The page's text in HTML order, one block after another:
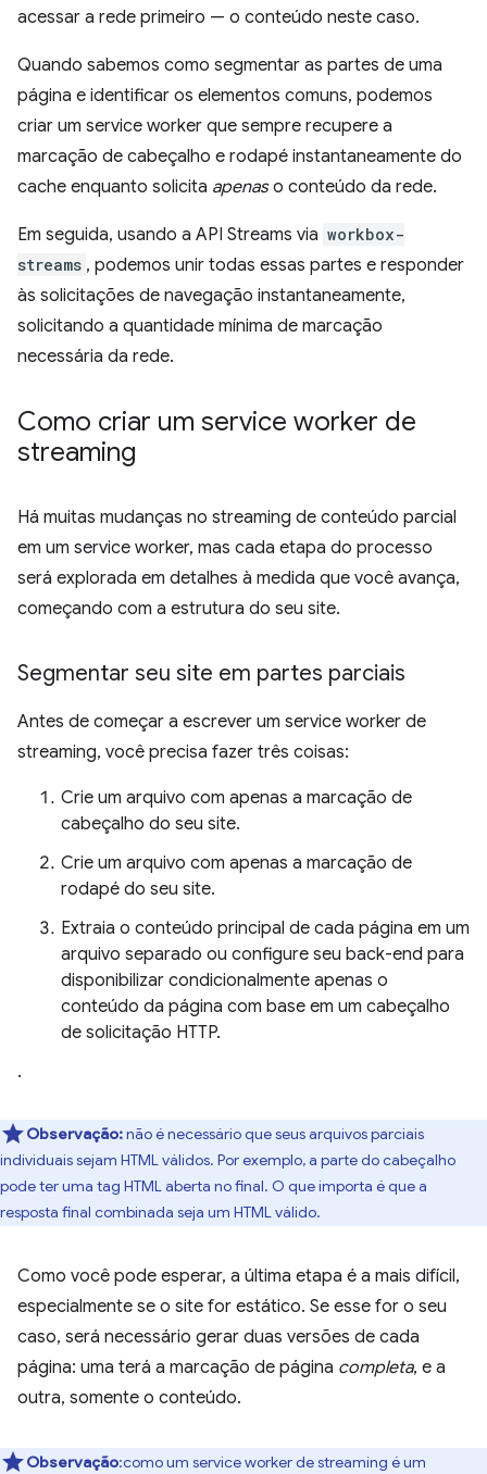
acessar a rede primeiro — o conteúdo neste caso.
Quando sabemos como segmentar as partes de uma
página e identificar os elementos comuns, podemos
criar um service worker que sempre recupere a
marcação de cabeçalho e rodapé instantaneamente do
cache enquanto solicita apenaso conteúdo da rede.
Em seguida, usando a API Streams via workbox-
streams , podemos unir todas essas partes e responder
às solicitações de navegação instantaneamente,
solicitando a quantidade mínima de marcação
necessária da rede.
Como criar um service worker de
streaming
Há muitas mudanças no streaming de conteúdo parcial
em um service worker, mas cada etapa do processo
será explorada em detalhes à medida que você avança,
começando com a estrutura do seu site.
Segmentar seu site em partes parciais
Antes de começar a escrever um service worker de
streaming, você precisa fazer três coisas:
Crie um arquivo com apenas a marcação de
cabeçalho do seu site.
Crie um arquivo com apenas a marcação de
rodapé do seu site.
Extraia o conteúdo principal de cada página em um
arquivo separado ou configure seu back-end para
disponibilizar condicionalmente apenas o
conteúdo da página com base em um cabeçalho
de solicitação HTTP.
.
Observação:não é necessário que seus arquivos parciais
individuais sejam HTML válidos. Por exemplo, a parte do cabeçalho
pode ter uma tag HTML aberta no final. O que importa é que a
resposta final combinada seja um HTML válido.
Como você pode esperar, a última etapa é a mais difícil,
especialmente se o site for estático. Se esse for o seu
caso, será necessário gerar duas versões de cada
página: uma terá a marcação de página completa, e a
outra, somente o conteúdo.
Observação:como um service worker de streaming é um